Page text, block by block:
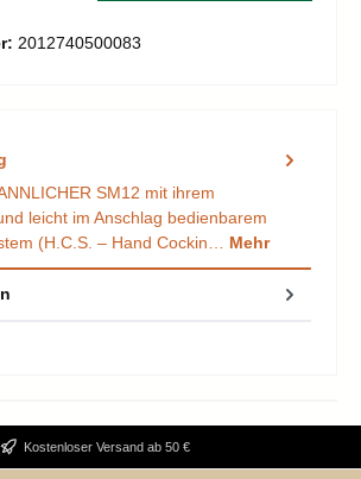
2012740500083
SM12 mit ihrem
leicht im Anschlag bedienbarem
(H.C.S. – Hand Cockin… Mehr
Kostenloser Versand ab 50 €